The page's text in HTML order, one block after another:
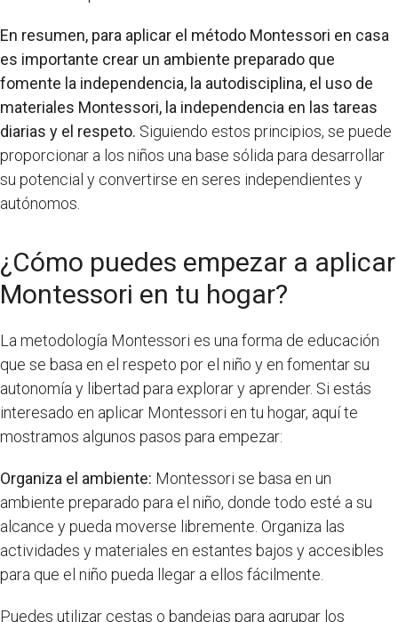
En resumen, para aplicar el método Montessori en casa
es importante crear un ambiente preparado que
fomente la independencia, la autodisciplina, el uso de
materiales Montessori, la independencia en las tareas
diarias y el respeto. Siguiendo estos principios, se puede
proporcionar a los niños una base sólida para desarrollar
su potencial y convertirse en seres independientes y
autónomos.
¿Cómo puedes empezar a aplicar
Montessori en tu hogar?
La metodología Montessori es una forma de educación
que se basa en el respeto por el niño y en fomentar su
autonomía y libertad para explorar y aprender. Si estás
interesado en aplicar Montessori en tu hogar, aquí te
mostramos algunos pasos para empezar:
Organiza el ambiente: Montessori se basa en un
ambiente preparado para el niño, donde todo esté a su
alcance y pueda moverse libremente. Organiza las
actividades y materiales en estantes bajos y accesibles
para que el niño pueda llegar a ellos fácilmente.
Puedes utilizar cestas o bandejas para agrupar los